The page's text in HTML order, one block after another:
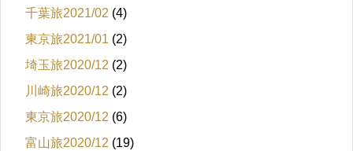
千葉旅2021/02 (4)
東京旅2021/01 (2)
埼玉旅2020/12 (2)
川崎旅2020/12 (2)
東京旅2020/12 (6)
富山旅2020/12 (19)